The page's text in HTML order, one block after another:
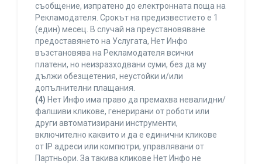
съобщение, изпратено до електронната поща на
Рекламодателя. Срокът на предизвестието е 1
(един) месец. В случай на преустановяване
предоставянето на Услугата, Нет Инфо
възстановява на Рекламодателя всички
платени, но неизразходвани суми, без да му
дължи обезщетения, неустойки и/или
допълнителни плащания.
(4) Нет Инфо има право да премахва невалидни/
фалшиви кликове, генерирани от роботи или
други автоматизирани инструменти,
включително каквито и да е единични кликове
от IP адреси или компютри, управлявани от
Партньори. За такива кликове Нет Инфо не